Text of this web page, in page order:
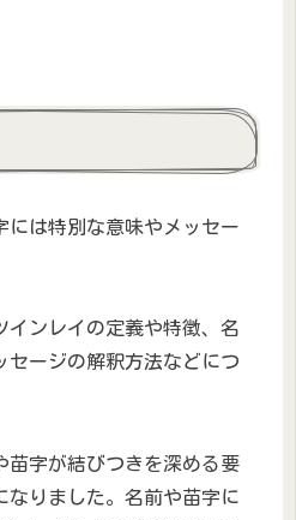
には特別な意味やメッセー
インレイの定義や特徴、名
セージの解釈方法などにつ
苗字が結びつきを深める要
なりました。名前や苗字に